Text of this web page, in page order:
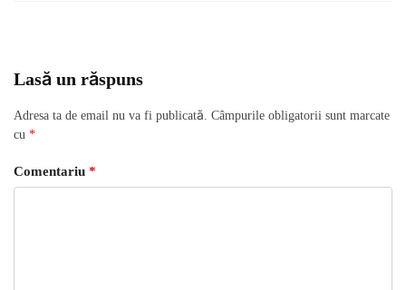
Lasă un răspuns
Adresa ta de email nu va fi publicată. Câmpurile obligatorii sunt marcate
cu *
Comentariu *